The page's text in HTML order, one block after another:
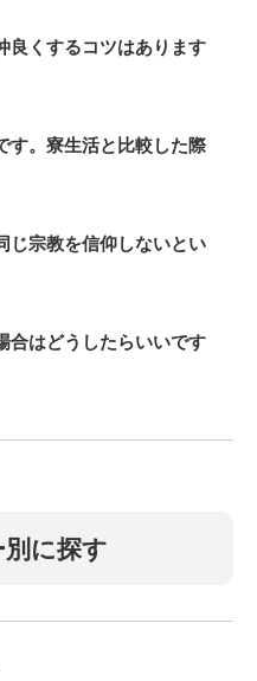
良くするコツはあります
す。寮生活と比較した際
じ宗教を信仰しないとい
合はどうしたらいいです
に探す